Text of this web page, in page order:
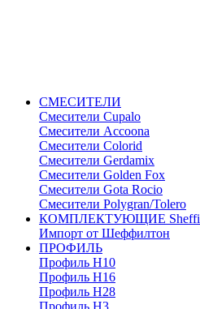
СМЕСИТЕЛИ
Cмесители Cupalo
Смесители Accoona
Смесители Colorid
Смесители Gerdamix
Смесители Golden Fox
Смесители Gota Rocio
Смесители Polygran/Tolero
КОМПЛЕКТУЮЩИЕ
Импорт от Шеффилтон
ПРОФИЛЬ
Профиль H10
Профиль H16
Профиль H28
Профиль H3